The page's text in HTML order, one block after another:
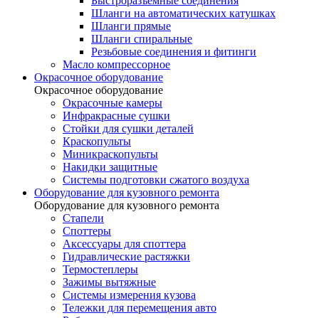
Шланги на автоматических катушках
Шланги прямые
Шланги спиральные
Резьбовые соединения и фитинги
Масло компрессорное
Окрасочное оборудование
Окрасочное оборудование
Окрасочные камеры
Инфракрасные сушки
Стойки для сушки деталей
Краскопульты
Миникраскопульты
Накидки защитные
Системы подготовки сжатого воздуха
Оборудование для кузовного ремонта
Оборудование для кузовного ремонта
Стапели
Споттеры
Аксессуары для споттера
Гидравлические растяжки
Термостеплеры
Зажимы вытяжные
Системы измерения кузова
Тележки для перемещения авто